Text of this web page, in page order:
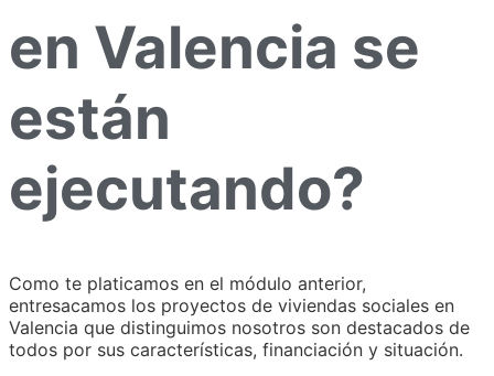
en Valencia se
están
ejecutando?
Como te platicamos en el módulo anterior,
entresacamos los proyectos de viviendas sociales en
Valencia que distinguimos nosotros son destacados de
todos por sus características, financiación y situación.